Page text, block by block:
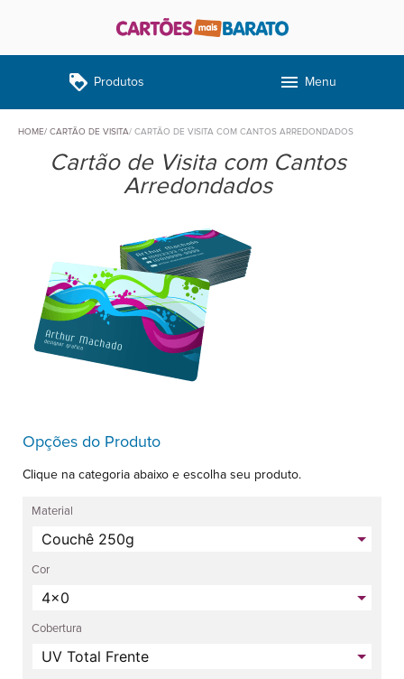
loyalty Produtos menu Menu
HOME CARTÃO DE VISITA CARTÃO DE VISITA COM CANTOS ARREDONDADOS
Cartão de Visita com Cantos
Arredondados
Opções do Produto
Clique na categoria abaixo e escolha seu produto.
Material
Cor
Cobertura